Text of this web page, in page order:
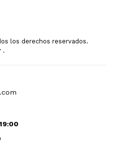
los derechos reservados.
.